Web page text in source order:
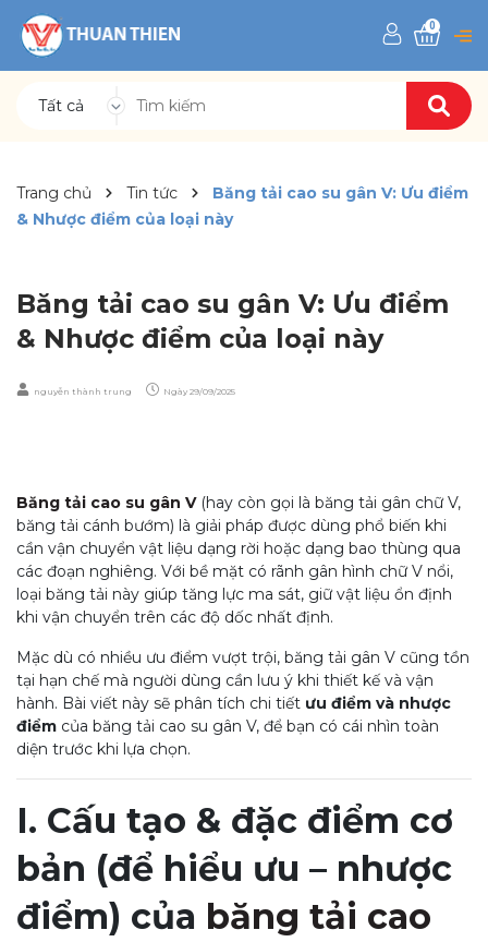
Tất cả
0
Trang chủ Tin tức
Băng tải cao su gân V: Ưu điểm
& Nhược điểm của loại này
Băng tải cao su gân V: Ưu điểm
& Nhược điểm của loại này
nguyễn thành trung Ngày 29/09/2025
Băng tải cao su gân V(hay còn gọi là băng tải gân chữ V,
băng tải cánh bướm) là giải pháp được dùng phổ biến khi
cần vận chuyển vật liệu dạng rời hoặc dạng bao thùng qua
các đoạn nghiêng. Với bề mặt có rãnh gân hình chữ V nổi,
loại băng tải này giúp tăng lực ma sát, giữ vật liệu ổn định
khi vận chuyển trên các độ dốc nhất định.
Mặc dù có nhiều ưu điểm vượt trội, băng tải gân V cũng tồn
tại hạn chế mà người dùng cần lưu ý khi thiết kế và vận
hành. Bài viết này sẽ phân tích chi tiết ưu điểm và nhược
điểm của băng tải cao su gân V, để bạn có cái nhìn toàn
diện trước khi lựa chọn.
I. Cấu tạo & đặc điểm cơ
bản (để hiểu ưu – nhược
điểm) của băng tải cao